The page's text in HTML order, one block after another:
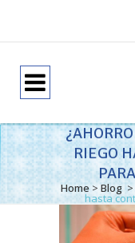
RIEGO
Home>Blog >
hasta